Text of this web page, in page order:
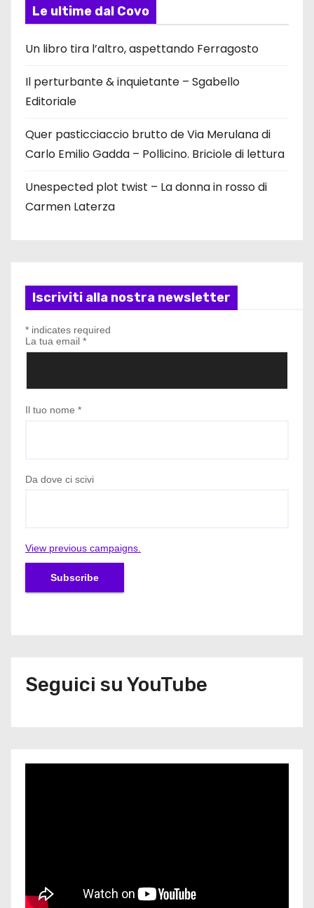
Le ultime dal Covo
Un libro tira l’altro, aspettando Ferragosto
Il perturbante & inquietante – Sgabello
Editoriale
Quer pasticciaccio brutto de Via Merulana di
Carlo Emilio Gadda – Pollicino. Briciole di lettura
Unespected plot twist – La donna in rosso di
Carmen Laterza
Iscriviti alla nostra newsletter
* indicates required
La tua email *
Il tuo nome *
Da dove ci scivi
View previous campaigns.
Seguici su YouTube